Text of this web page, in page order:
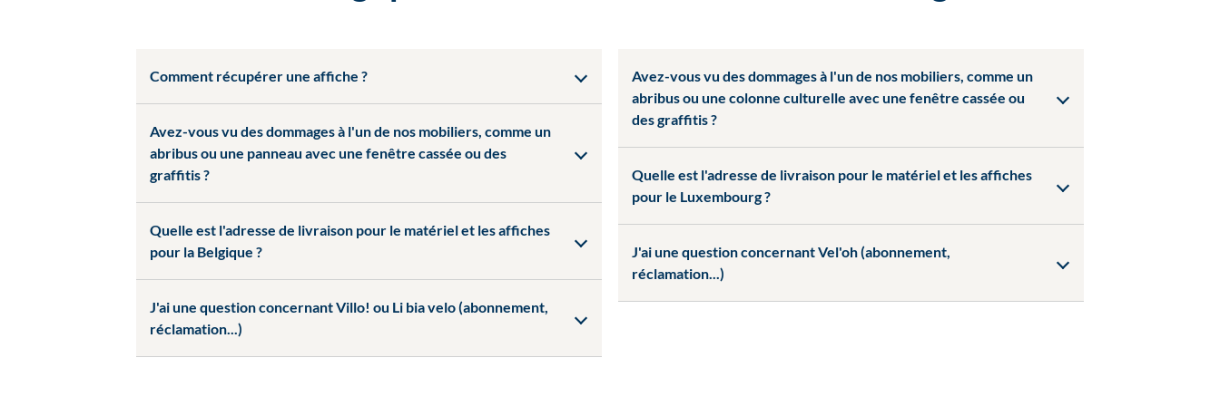
Comment récupérer une affiche ?
Avez-vous vu des dommages à l'un de nos mobiliers, comme un
abribus ou une panneau avec une fenêtre cassée ou des
graffitis ?
Quelle est l'adresse de livraison pour le matériel et les affiches
pour la Belgique ?
J'ai une question concernant Villo! ou Li bia velo (abonnement,
réclamation...)
Avez-vous vu des dommages à l'un de nos mobiliers, comme un
abribus ou une colonne culturelle avec une fenêtre cassée ou
des graffitis ?
Quelle est l'adresse de livraison pour le matériel et les affiches
pour le Luxembourg ?
J'ai une question concernant Vel'oh (abonnement,
réclamation...)